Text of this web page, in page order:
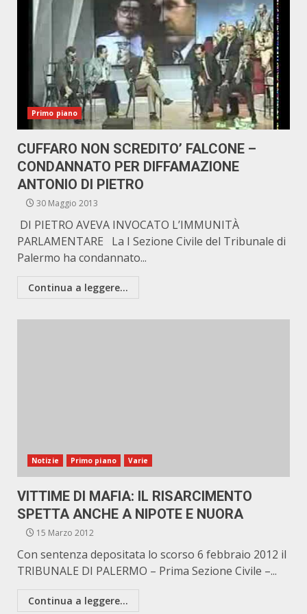
Primo piano
CUFFARO NON SCREDITO’ FALCONE –
CONDANNATO PER DIFFAMAZIONE
ANTONIO DI PIETRO
30 Maggio 2013
DI PIETRO AVEVA INVOCATO L’IMMUNITÀ
PARLAMENTARE La I Sezione Civile del Tribunale di
Palermo ha condannato...
Continua a leggere...
Notizie Primo piano Varie
VITTIME DI MAFIA: IL RISARCIMENTO
SPETTA ANCHE A NIPOTE E NUORA
15 Marzo 2012
Con sentenza depositata lo scorso 6 febbraio 2012 il
TRIBUNALE DI PALERMO – Prima Sezione Civile –...
Continua a leggere...